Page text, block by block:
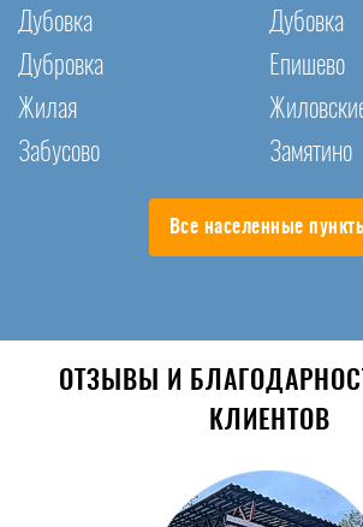
Дубовка
Дубовка
Дубровка
Епишево
Жилая
Забусово
Замятино
Все населенные
ОТЗЫВЫ И
КЛИЕНТОВ